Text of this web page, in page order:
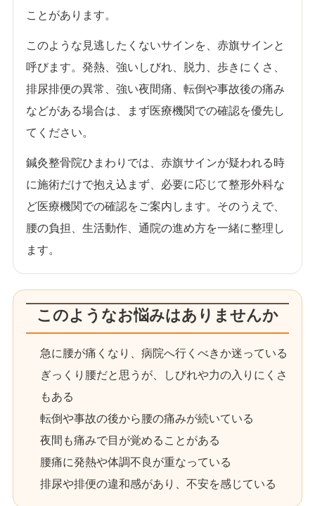
ことがあります。
このような見逃したくないサインを、赤旗サインと
呼びます。発熱、強いしびれ、脱力、歩きにくさ、
排尿排便の異常、強い夜間痛、転倒や事故後の痛み
などがある場合は、まず医療機関での確認を優先し
てください。
鍼灸整骨院ひまわりでは、赤旗サインが疑われる時
に施術だけで抱え込まず、必要に応じて整形外科な
ど医療機関での確認をご案内します。そのうえで、
腰の負担、生活動作、通院の進め方を一緒に整理し
ます。
このようなお悩みはありませんか
急に腰が痛くなり、病院へ行くべきか迷っている
ぎっくり腰だと思うが、しびれや力の入りにくさ
もある
転倒や事故の後から腰の痛みが続いている
夜間も痛みで目が覚めることがある
腰痛に発熱や体調不良が重なっている
排尿や排便の違和感があり、不安を感じている